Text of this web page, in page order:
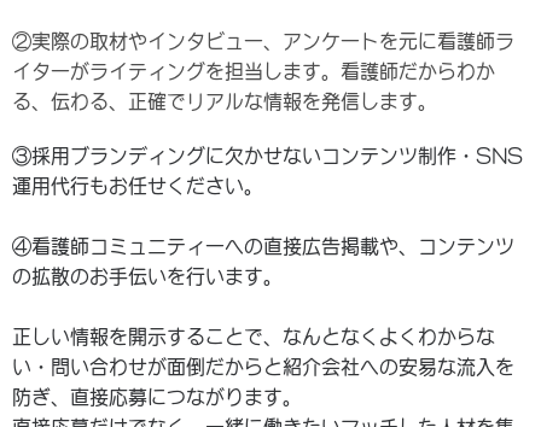
②実際の取材やインタビュー、アンケートを元に看護師ラ
イターがライティングを担当します。看護師だからわか
る、伝わる、正確でリアルな情報を発信します。
③採用ブランディングに欠かせないコンテンツ制作・SNS
運用代行もお任せください。
④看護師コミュニティーへの直接広告掲載や、コンテンツ
の拡散のお手伝いを行います。
正しい情報を開示することで、なんとなくよくわからな
い・問い合わせが面倒だからと紹介会社への安易な流入を
防ぎ、直接応募につながります。